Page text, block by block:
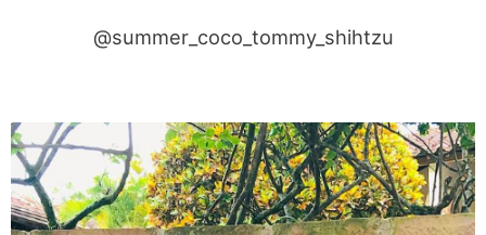
@summer_coco_tommy_shihtzu